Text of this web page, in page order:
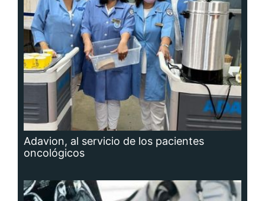
Adavion, al servicio de los pacientes
oncológicos